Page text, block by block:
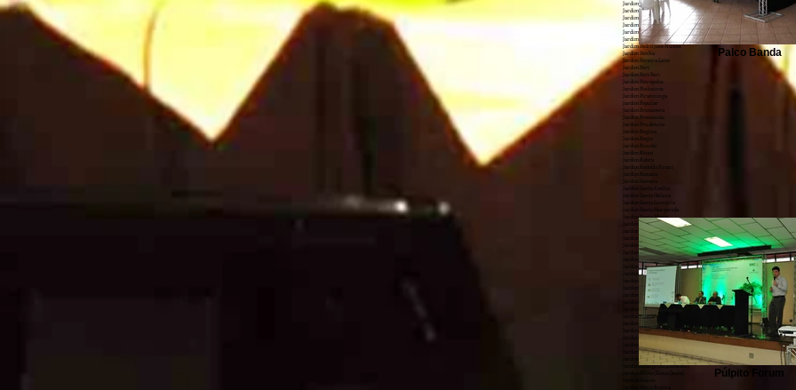
Jardim Patente Novo
Jardim Paulista
Jardim Paulistano
Jardim Paulistano (Zona Norte)
Jardim Paulo VI
Jardim Pedra Branca
Jardim Pedro José Nunes
Jardim Penha
Jardim Pereira Leite
Jardim Peri
Jardim Peri Peri
Jardim Petrópolis
Jardim Pinheiros
Jardim Piratininga
Jardim Popular
Jardim Primavera
Jardim Promissão
Jardim Prudência
Jardim Regina
Jardim Regis
Jardim Rincão
Jardim Rizzo
Jardim Robru
Jardim Rodolfo Pirani
Jardim Rosana
Jardim Samara
Jardim Santa Emília
Jardim Santa Helena
Jardim Santa Lucrécia
Jardim Santa Margarida
Jardim Santa Maria
Jardim Santa Terezinha (Zona Leste)
Jardim Santo Amaro
Jardim Santo Elias
Jardim São Bento
Jardim São Bernardo
Jardim São Carlos (Zona Leste)
Jardim São Cristóvão
Jardim São Francisco (Zona Leste)
Jardim São Gabriel
Jardim São João (Jaraguá)
Jardim São Jorge
Jardim São Luís
Jardim São Manoel
Jardim São Paulo (Zona Leste)
Jardim São Paulo (Zona Norte)
Jardim São Pedro (Zona Sul)
Jardim São Roberto
Jardim Sapopemba
Jardim Satélite
Jardim Shangrilá (Zona Sul)
Palco Banda
Púlpito Forum